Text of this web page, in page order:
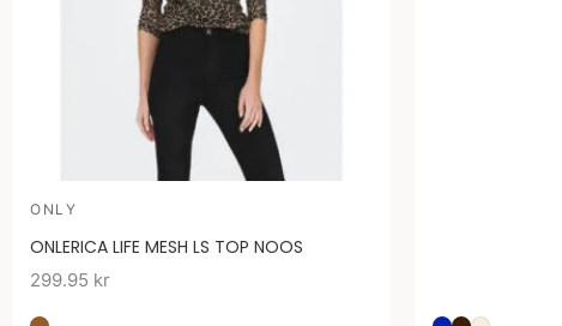
ONLY
ONLERICA LIFE MESH LS TOP NOOS
299.95 kr